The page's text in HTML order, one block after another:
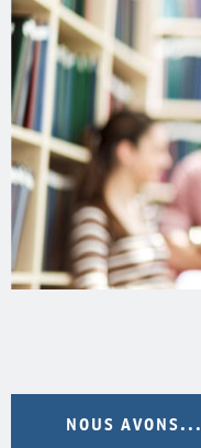
NOUS AVONS...